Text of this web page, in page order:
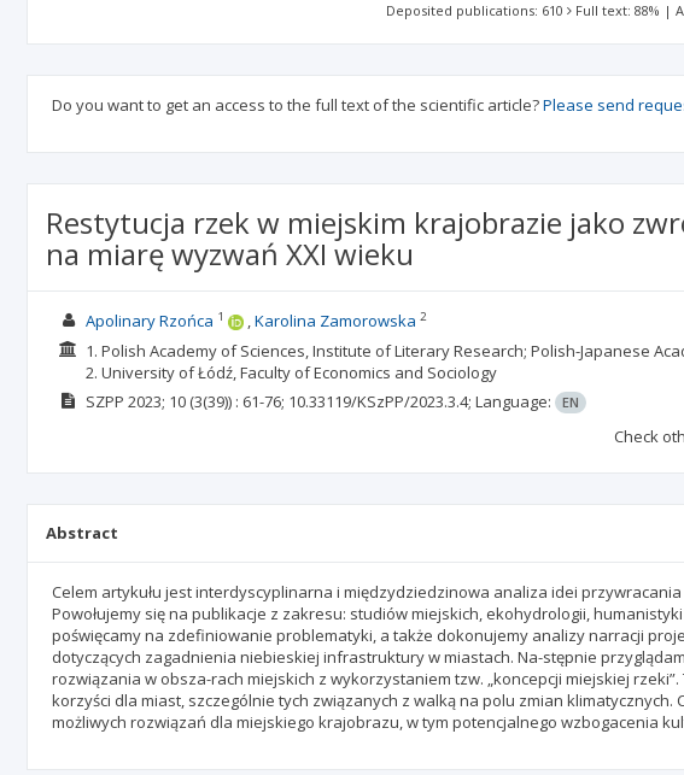
Deposited publications: 610 Full text: 88% |
Do you want to get an access to the full text of the scientific article?Please send
Restytucja rzek w miejskim krajobrazie jako
na miarę wyzwań XXI wieku
Apolinary Rzońca 1 Karolina Zamorowska 2
1. Polish Academy of Sciences, Institute of Literary Research; Polish-Japanese
2. University of Łódź, Faculty of Economics and Sociology
SZPP 2023; 10(3(39)) : 61-76; 10.33119/KSzPP/2023.3.4; Language: EN
Check
Abstract
Celem artykułu jest interdyscyplinarna i międzydziedzinowa analiza idei
Powołujemy się na publikacje z zakresu: studiów miejskich, ekohydrologii,
poświęcamy na zdefiniowanie problematyki, a także dokonujemy analizy narracji
dotyczących zagadnienia niebieskiej infrastruktury w miastach. Na-stępnie
rozwiązania w obsza-rach miejskich z wykorzystaniem tzw. „koncepcji miejskiej
korzyści dla miast, szczególnie tych związanych z walką na polu zmian
możliwych rozwiązań dla miejskiego krajobrazu, w tym potencjalnego wzbogacenia